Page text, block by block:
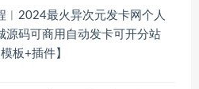
︱2024最火异次元发卡网个人
源码可商用自动发卡可开分站
板+插件】